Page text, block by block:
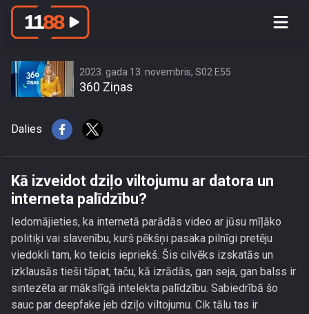
Kā izveidot dziļo viltojumu ar datora un
2023. gada 13. novembris, S02 E55
360 Ziņas
Dalies
Kā izveidot dziļo viltojumu ar datora un
interneta palīdzību?
Iedomājieties, ka internetā parādās video ar jūsu mīļāko
politiķi vai slavenību, kurš pēkšņi pasaka pilnīgi pretēju
viedokli tam, ko teicis iepriekš. Šis cilvēks izskatās un
izklausās tieši tāpat, taču, kā izrādās, gan seja, gan balss ir
sintezēta ar mākslīgā intelekta palīdzību. Sabiedrībā šo
sauc par deepfake jeb dziļo viltojumu. Cik tālu tas ir